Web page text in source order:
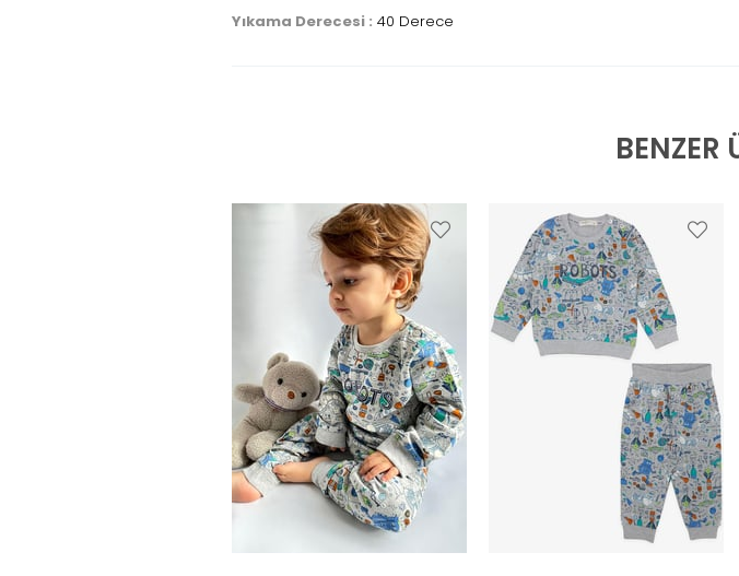
Yıkama Derecesi : 40 Derece
BENZER